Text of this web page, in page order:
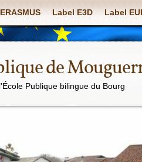
ERASMUS Label E3D Label
de
Publique bilingue du Bourg